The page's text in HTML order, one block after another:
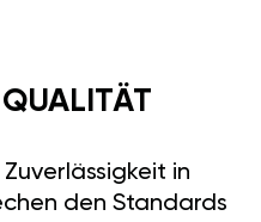
in
den Standards